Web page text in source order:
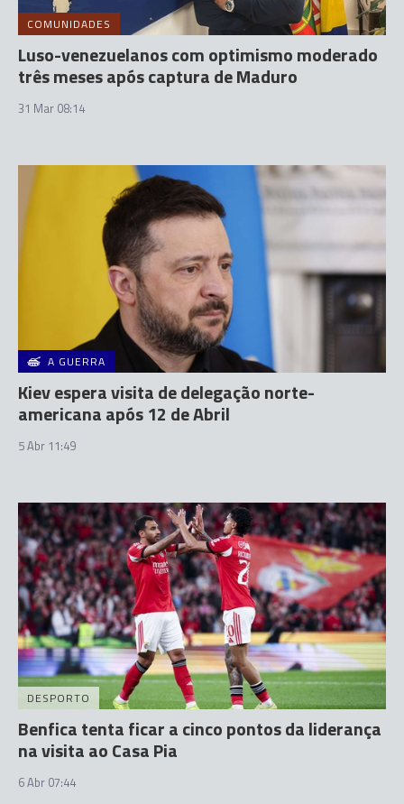
COMUNIDADES
Luso-venezuelanos com optimismo moderado
três meses após captura de Maduro
31 Mar 08:14
A GUERRA
Kiev espera visita de delegação norte-
americana após 12 de Abril
5 Abr 11:49
DESPORTO
Benfica tenta ficar a cinco pontos da liderança
na visita ao Casa Pia
6 Abr 07:44